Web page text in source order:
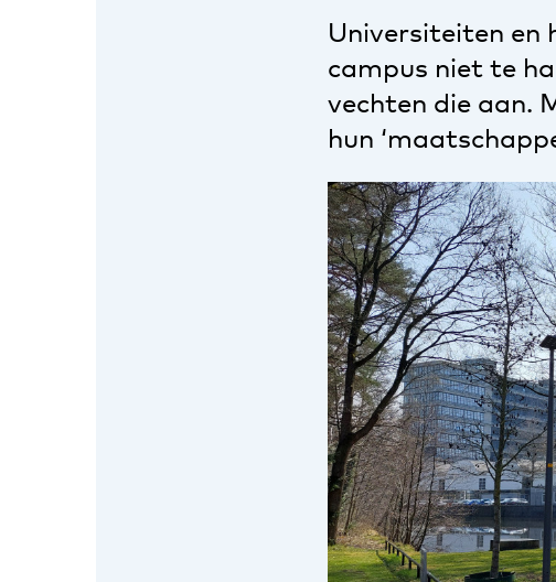
Universiteiten en
campus niet te
vechten die aan.
hun